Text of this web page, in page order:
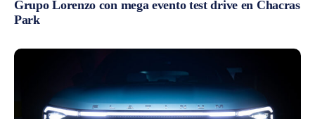
Grupo Lorenzo con mega evento test drive en Chacras
Park